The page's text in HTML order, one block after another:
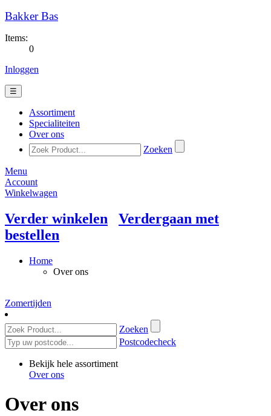
Bakker Bas
Items:
0
Inloggen
☰
Assortiment
Specialiteiten
Over ons
Zoeken
Menu
Account
Winkelwagen
Verder winkelen
Verdergaan met
bestellen
Home
Over ons
Zomertijden
Zoeken
Postcodecheck
Bekijk hele assortiment
Over ons
Over ons